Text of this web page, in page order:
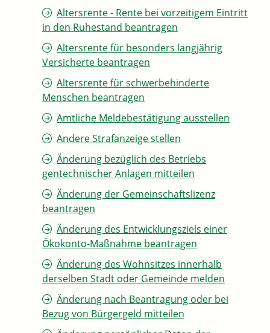
Altersrente - Rente bei vorzeitigem Eintritt
in den Ruhestand beantragen
Altersrente für besonders langjährig
Versicherte beantragen
Altersrente für schwerbehinderte
Menschen beantragen
Amtliche Meldebestätigung ausstellen
Andere Strafanzeige stellen
Änderung bezüglich des Betriebs
gentechnischer Anlagen mitteilen
Änderung der Gemeinschaftslizenz
beantragen
Änderung des Entwicklungsziels einer
Ökokonto-Maßnahme beantragen
Änderung des Wohnsitzes innerhalb
derselben Stadt oder Gemeinde melden
Änderung nach Beantragung oder bei
Bezug von Bürgergeld mitteilen